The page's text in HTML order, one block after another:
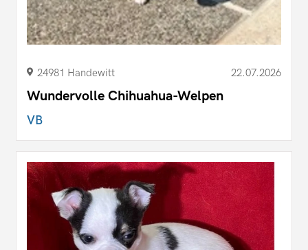
24981 Handewitt 22.07.2026
Wundervolle Chihuahua-Welpen
VB